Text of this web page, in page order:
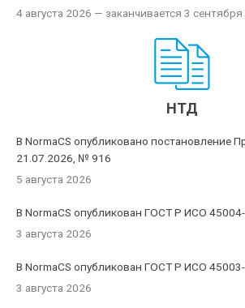
4 августа 2026 — заканчивается 3
НТД
В NormaCS опубликовано постановление
21.07.2026, № 916
5 августа 2026
В NormaCS опубликован ГОСТ Р ИСО
3 августа 2026
В NormaCS опубликован ГОСТ Р ИСО
3 августа 2026